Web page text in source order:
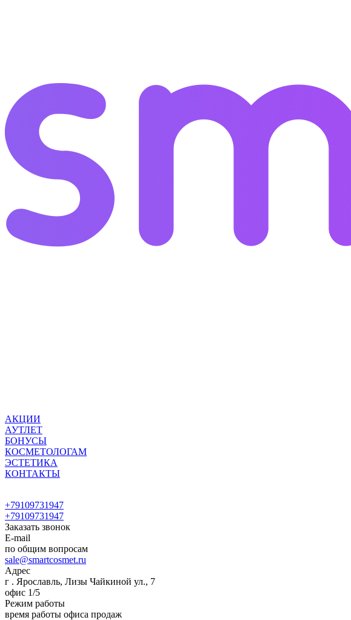
АКЦИИ
АУТЛЕТ
БОНУСЫ
КОСМЕТОЛОГАМ
ЭСТЕТИКА
КОНТАКТЫ
+79109731947
+79109731947
Заказать звонок
E-mail
по общим вопросам
sale@smartcosmet.ru
Адрес
г . Ярославль, Лизы Чайкиной ул., 7
офис 1/5
Режим работы
время работы офиса продаж